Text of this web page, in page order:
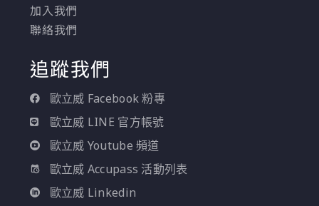
加入我們
聯絡我們
追蹤我們
歐立威 Facebook 粉專
歐立威 LINE 官方帳號
歐立威 Youtube 頻道
歐立威 Accupass 活動列表
歐立威 Linkedin